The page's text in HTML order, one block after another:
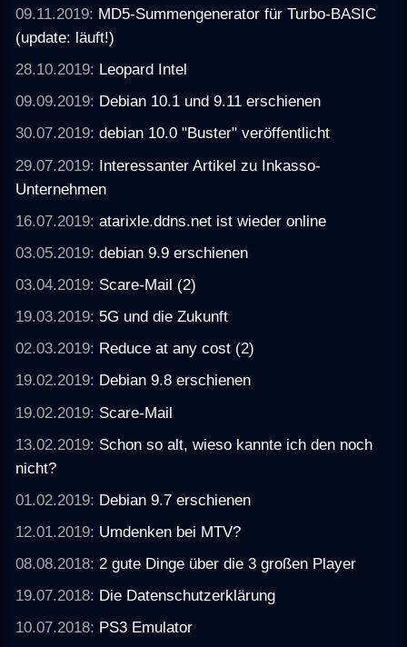
09.11.2019: MD5-Summengenerator für Turbo-BASIC
(update: läuft!)
28.10.2019: Leopard Intel
09.09.2019: Debian 10.1 und 9.11 erschienen
30.07.2019:debian 10.0 "Buster" veröffentlicht
29.07.2019: Interessanter Artikel zu Inkasso-
Unternehmen
16.07.2019:atarixle.ddns.net ist wieder online
03.05.2019:debian 9.9 erschienen
03.04.2019: Scare-Mail (2)
19.03.2019: 5G und die Zukunft
02.03.2019: Reduce at any cost (2)
19.02.2019: Debian 9.8 erschienen
19.02.2019: Scare-Mail
13.02.2019: Schon so alt, wieso kannte ich den noch
nicht?
01.02.2019: Debian 9.7 erschienen
12.01.2019: Umdenken bei MTV?
08.08.2018:2 gute Dinge über die 3 großen Player
19.07.2018: Die Datenschutzerklärung
10.07.2018: PS3 Emulator